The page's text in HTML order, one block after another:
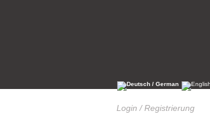
Login / Registrierung